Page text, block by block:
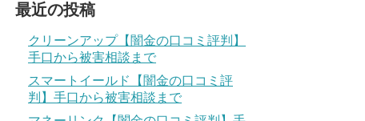
最近の投稿
クリーンアップ【闇金の口コミ評判】
手口から被害相談まで
スマートイールド【闇金の口コミ評
判】手口から被害相談まで